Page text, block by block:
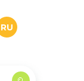
RU